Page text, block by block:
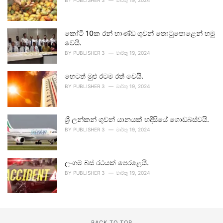
කෝටි 10ක රන් භාණ්ඩ ගුවන් තොටුපොළෙන් හමු
වෙයි.
BY PUBLISHER 3 මාර්තු 19, 2024
හෙටත් මුළු රටම රත් වෙයි.
BY PUBLISHER 3 මාර්තු 19, 2024
ශ්‍රී ලන්කන් ගුවන් යානයක් හදිසියේ ගොඩබස්වයි.
BY PUBLISHER 3 මාර්තු 19, 2024
ලංගම බස් රථයක් පෙරළෙයි.
BY PUBLISHER 3 මාර්තු 19, 2024